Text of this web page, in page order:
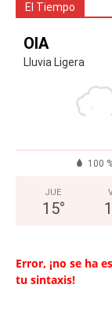
El Tiempo
OIA
Lluvia Ligera
100
JUE
15°
Error, ¡no se ha
tu sintaxis!